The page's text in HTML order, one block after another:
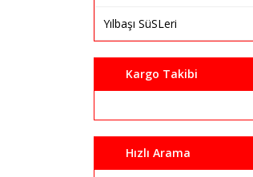
Yılbaşı SüSLeri
Kargo Takibi
Hızlı Arama